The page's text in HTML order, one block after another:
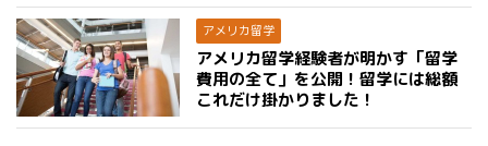
アメリカ留学
アメリカ留学経験者が明かす「留学
費用の全て」を公開！留学には総額
これだけ掛かりました！